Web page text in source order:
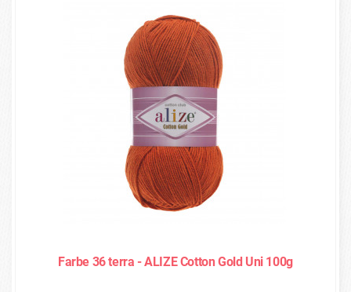
Farbe 36 terra - ALIZE Cotton Gold Uni 100g